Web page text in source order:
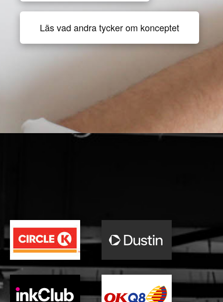
Läs vad andra tycker om konceptet